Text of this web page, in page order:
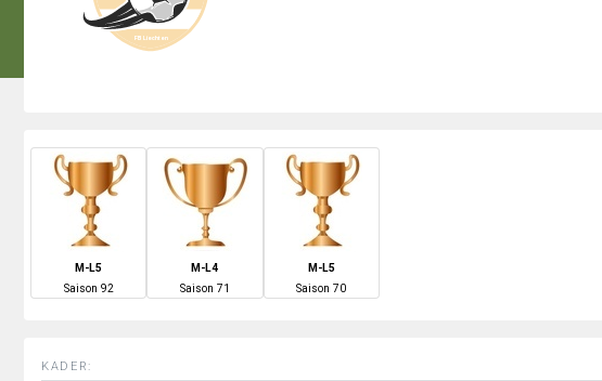
M-L5
Saison 92
M-L4
Saison 71
M-L5
Saison70
KADER: